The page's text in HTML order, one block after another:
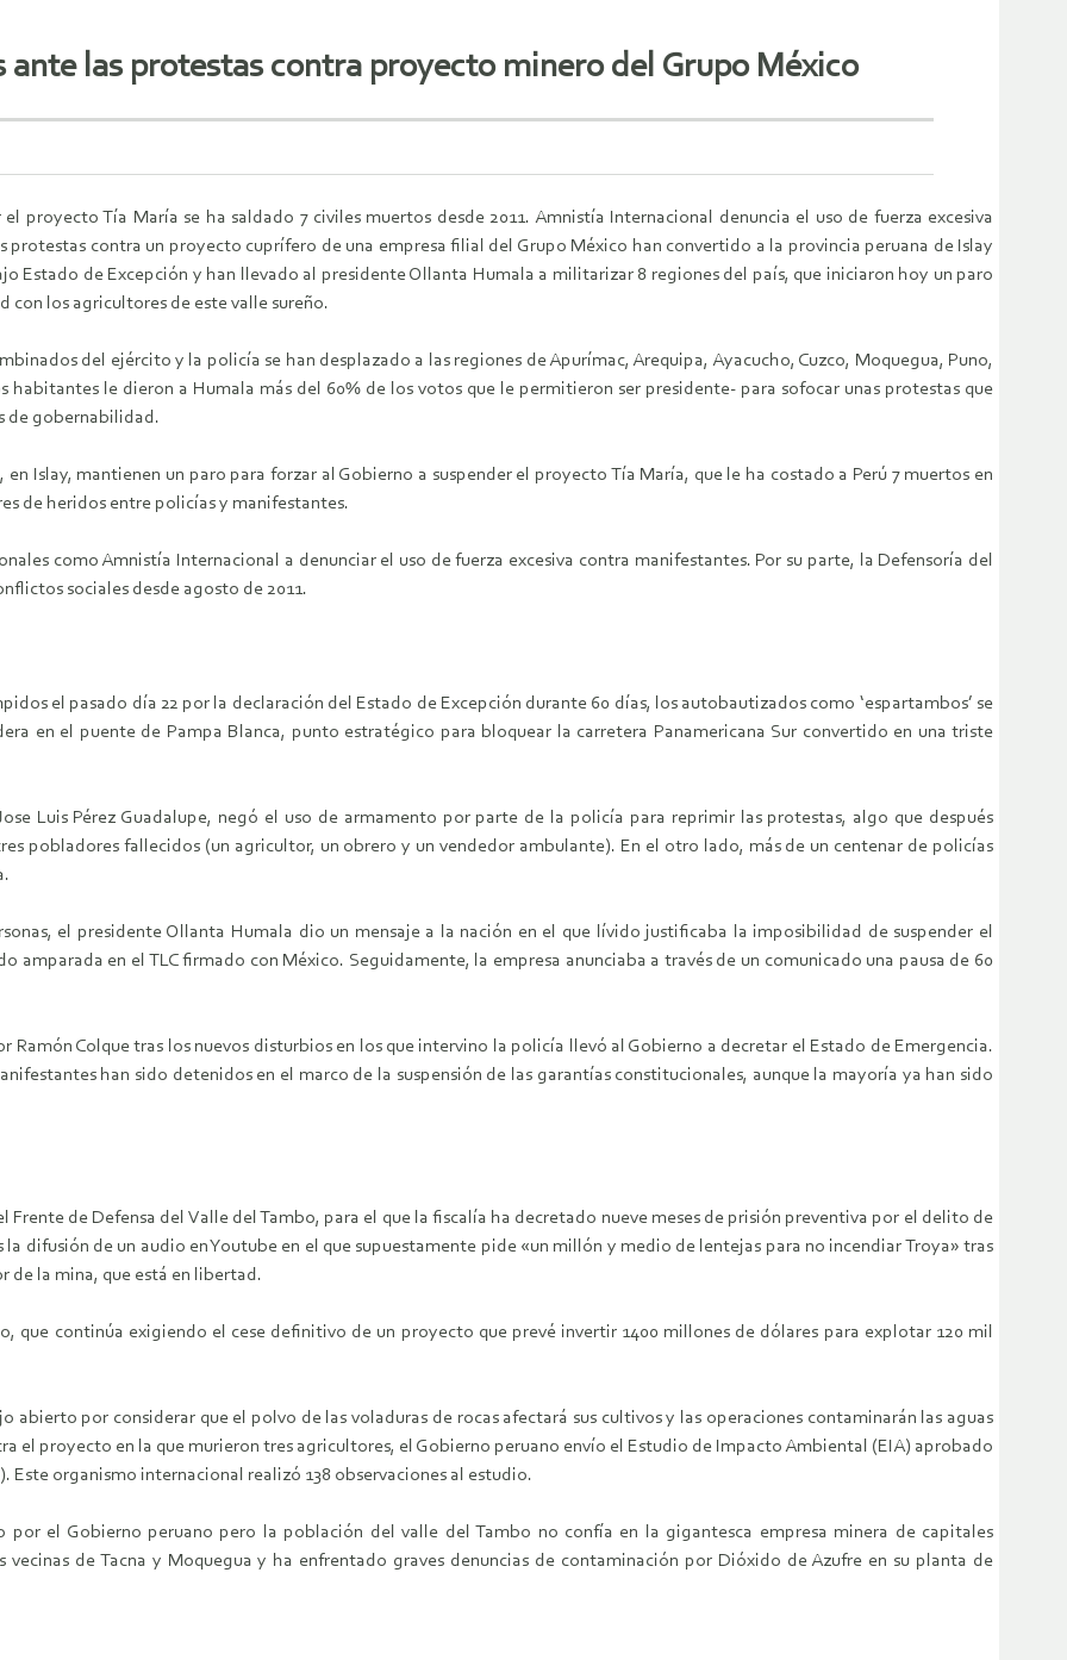
las protestas contra proyecto minero del Grupo México
proyecto Tía María se ha saldado 7 civiles muertos desde 2011. Amnistía Internacional denuncia el uso de fuerza excesiva
protestas contra un proyecto cuprífero de una empresa filial del Grupo México han convertido a la provincia peruana de Islay
Estado de Excepción y han llevado al presidente Ollanta Humala a militarizar 8 regiones del país, que iniciaron hoy un paro
con los agricultores de este valle sureño.
del ejército y la policía se han desplazado a las regiones de Apurímac, Arequipa, Ayacucho, Cuzco, Moquegua, Puno,
habitantes le dieron a Humala más del 60% de los votos que le permitieron ser presidente- para sofocar unas protestas que
de gobernabilidad.
Islay, mantienen un paro para forzar al Gobierno a suspender el proyecto Tía María, que le ha costado a Perú 7 muertos en
de heridos entre policías y manifestantes.
como Amnistía Internacional a denunciar el uso de fuerza excesiva contra manifestantes. Por su parte, la Defensoría del
sociales desde agosto de 2011.
el pasado día 22 por la declaración del Estado de Excepción durante 60 días, los autobautizados como ‘espartambos’ se
en el puente de Pampa Blanca, punto estratégico para bloquear la carretera Panamericana Sur convertido en una triste
Luis Pérez Guadalupe, negó el uso de armamento por parte de la policía para reprimir las protestas, algo que después
pobladores fallecidos (un agricultor, un obrero y un vendedor ambulante). En el otro lado, más de un centenar de policías
el presidente Ollanta Humala dio un mensaje a la nación en el que lívido justificaba la imposibilidad de suspender el
amparada en el TLC firmado con México. Seguidamente, la empresa anunciaba a través de un comunicado una pausa de 60
Colque tras los nuevos disturbios en los que intervino la policía llevó al Gobierno a decretar el Estado de Emergencia.
han sido detenidos en el marco de la suspensión de las garantías constitucionales, aunque la mayoría ya han sido
Frente de Defensa del Valle del Tambo, para el que la fiscalía ha decretado nueve meses de prisión preventiva por el delito de
difusión de un audio en Youtube en el que supuestamente pide «un millón y medio de lentejas para no incendiar Troya» tras
de la mina, que está en libertad.
que continúa exigiendo el cese definitivo de un proyecto que prevé invertir 1400 millones de dólares para explotar 120 mil
por considerar que el polvo de las voladuras de rocas afectará sus cultivos y las operaciones contaminarán las aguas
el proyecto en la que murieron tres agricultores, el Gobierno peruano envío el Estudio de Impacto Ambiental (EIA) aprobado
Este organismo internacional realizó 138 observaciones al estudio.
por el Gobierno peruano pero la población del valle del Tambo no confía en la gigantesca empresa minera de capitales
vecinas de Tacna y Moquegua y ha enfrentado graves denuncias de contaminación por Dióxido de Azufre en su planta de